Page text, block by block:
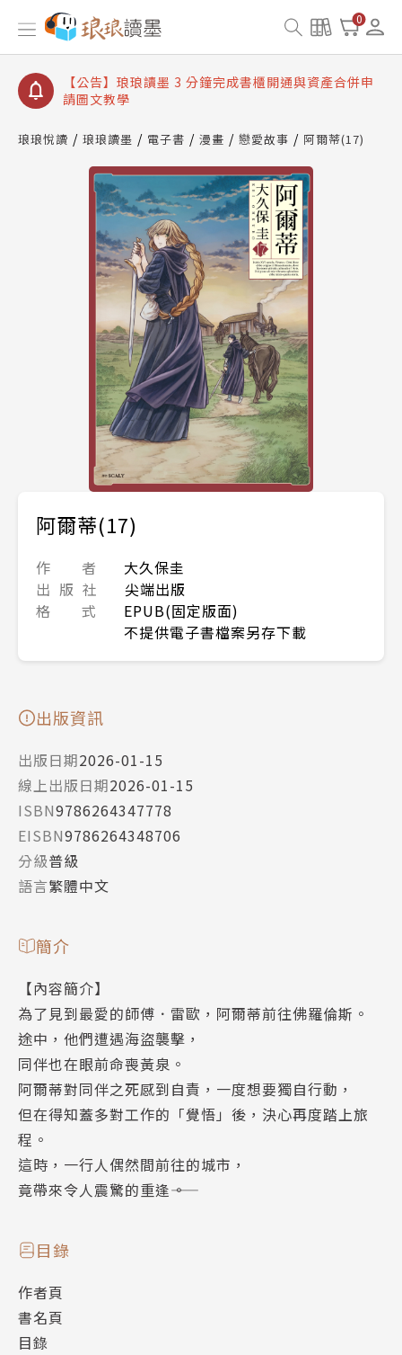
0
【公告】琅琅讀墨數位閱讀資產合併與書櫃開通申請
【公告】琅琅讀墨書櫃開通常見問題
【公告】琅琅讀墨 3 分鐘完成書櫃開通與資產合併申
請圖文教學
查詢
【公告】琅琅讀墨數位閱讀資產合併與書櫃開通申請
琅琅悅讀 琅琅讀墨 電子書 漫畫 戀愛故事 阿爾蒂(17)
阿爾蒂(17)
作 者
大久保圭
出 版 社
尖端出版
格 式
EPUB(固定版面)
不提供電子書檔案另存下載
出版資訊
出版日期2026-01-15
線上出版日期2026-01-15
ISBN9786264347778
EISBN9786264348706
分級普級
語言繁體中文
簡介
【內容簡介】
為了見到最愛的師傅．雷歐，阿爾蒂前往佛羅倫斯。
途中，他們遭遇海盜襲擊，
同伴也在眼前命喪黃泉。
阿爾蒂對同伴之死感到自責，一度想要獨自行動，
但在得知蓋多對工作的「覺悟」後，決心再度踏上旅
程。
這時，一行人偶然間前往的城市，
竟帶來令人震驚的重逢――。
目錄
作者頁
書名頁
目錄